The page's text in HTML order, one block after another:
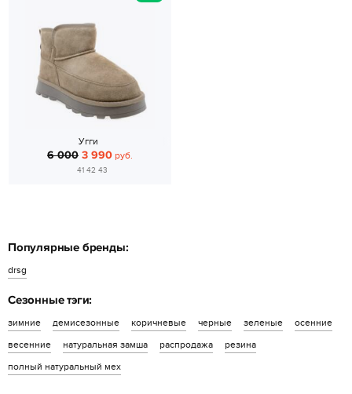
Угги
6 000 3 990 руб.
41 42 43
Популярные бренды:
drsg
Сезонные тэги:
зимние демисезонные коричневые черные зеленые
осенние
весенние
натуральная замша распродажа
резина
полный натуральный мех